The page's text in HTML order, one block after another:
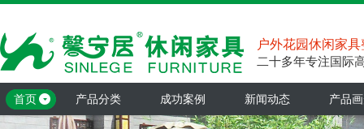
户外花园休闲家
二十多年专注国际
首页 产品分类 成功案例 新闻动态 产品